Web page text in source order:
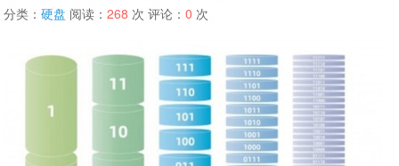
分类：硬盘 阅读：268 次 评论：0 次